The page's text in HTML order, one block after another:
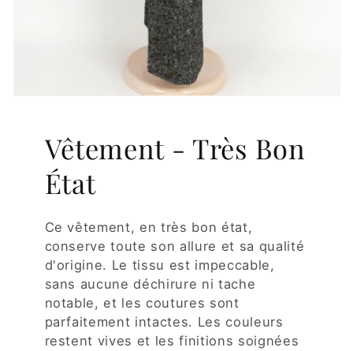
Vêtement - Très Bon
État
Ce vêtement, en très bon état,
conserve toute son allure et sa qualité
d'origine. Le tissu est impeccable,
sans aucune déchirure ni tache
notable, et les coutures sont
parfaitement intactes. Les couleurs
restent vives et les finitions soignées